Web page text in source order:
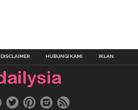
DISCLAIMER HUBUNGI KAMI IKLAN